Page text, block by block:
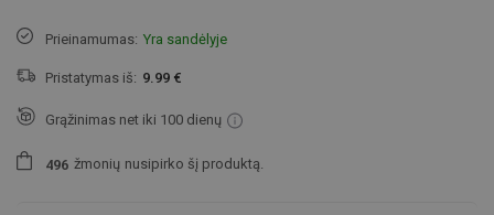
Prieinamumas: Yra sandėlyje
Pristatymas iš: 9.99 €
Grąžinimas net iki 100 dienų
496 žmonių nusipirko šį produktą.